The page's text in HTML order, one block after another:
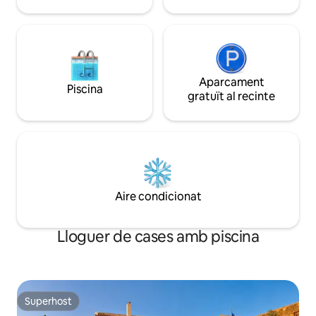
Piscina
Aparcament
gratuït al recinte
Aire condicionat
Lloguer de cases amb piscina
Superhost
Superhost